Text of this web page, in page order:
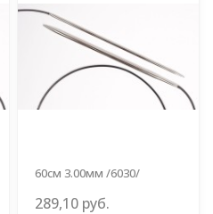
60см 3.00мм /6030/
289,10 руб.